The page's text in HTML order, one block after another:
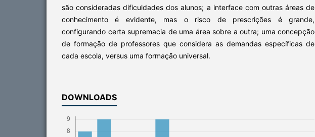
são consideradas dificuldades dos alunos; a interface com outras áreas de
conhecimento é evidente, mas o risco de prescrições é grande,
configurando certa supremacia de uma área sobre a outra; uma concepção
de formação de professores que considera as demandas específicas de
cada escola, versus uma formação universal.
DOWNLOADS